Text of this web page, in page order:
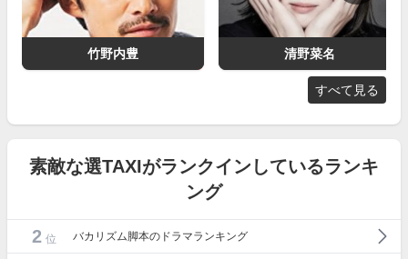
竹野内豊 清野菜名
すべて見る
素敵な選TAXIがランクインしているランキ
ング
2 位 バカリズム脚本のドラマランキング